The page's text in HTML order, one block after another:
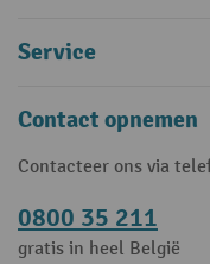
Service
Contact opnemen
Contacteer ons via
0800 35 211
gratis in heel België